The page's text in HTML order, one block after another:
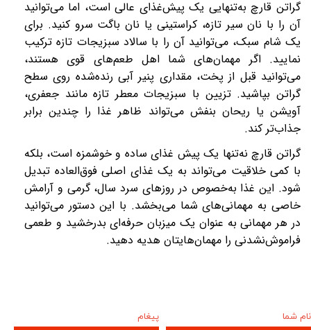
گراتن قارچ به‌تنهایی یک پیش‌غذای عالی است، اما می‌توانید
آن را با نان سیر تازه، کراستینی یا نان باگت سرو کنید. برای
یک شام سبک، می‌توانید آن را با سالاد سبزیجات تازه ترکیب
نمایید. اگر مهمان‌های شما اهل طعم‌های قوی هستند،
می‌توانید قبل از پخت، مقداری پنیر آبی رنده‌شده روی سطح
گراتن بپاشید. تزیین با سبزیجات معطر تازه مانند جعفری،
آویشن یا ریحان بنفش می‌تواند ظاهر غذا را چندین برابر
جذاب‌تر کند.
گراتن قارچ نه‌تنها یک پیش ‌غذای ساده و خوشمزه است، بلکه
با کمی خلاقیت می‌تواند به یک غذای اصلی فوق‌العاده تبدیل
شود. این غذا به‌خصوص در روزهای سرد سال، گرمی و آرامش
خاصی به مهمانی‌های شما می‌بخشد. با این دستور می‌توانید
در هر مهمانی به عنوان یک میزبان حرفه‌ای بدرخشید و طعمی
فراموش‌نشدنی را مهمان‌هایتان هدیه دهید.
نام شما پیغام